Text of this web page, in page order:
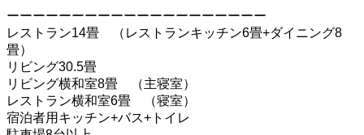
ーーーーーーーーーーーーーーーーーーーー
レストラン14畳 （レストランキッチン6畳+ダイニング8
畳）
リビング30.5畳
リビング横和室8畳 （主寝室）
レストラン横和室6畳 （寝室）
宿泊者用キッチン+バス+トイレ